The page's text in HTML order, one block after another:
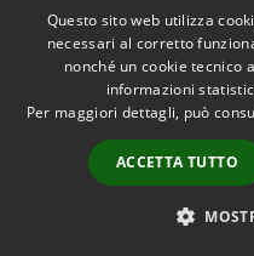
Accessibilità
Questo sito web utilizza
necessari al corretto
nonché un cookie tecnico
informazioni
Per maggiori dettagli, può
ACCETTA TUTTO